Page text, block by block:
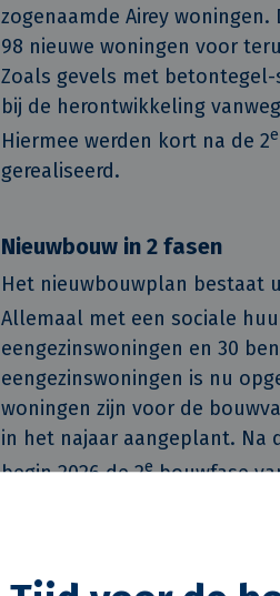
zogenaamde Airey
98 nieuwe woningen voor
Zoals gevels met
bij de herontwikkeling
Hiermee werden kort na de 2e
gerealiseerd.
Nieuwbouw in 2 fasen
Het nieuwbouwplan bestaat
Allemaal met een sociale
eengezinswoningen en 30
eengezinswoningen is nu
woningen zijn voor de
in het najaar aangeplant. Na
begin 2026 de 2ebouwfase
Huurders weer terug